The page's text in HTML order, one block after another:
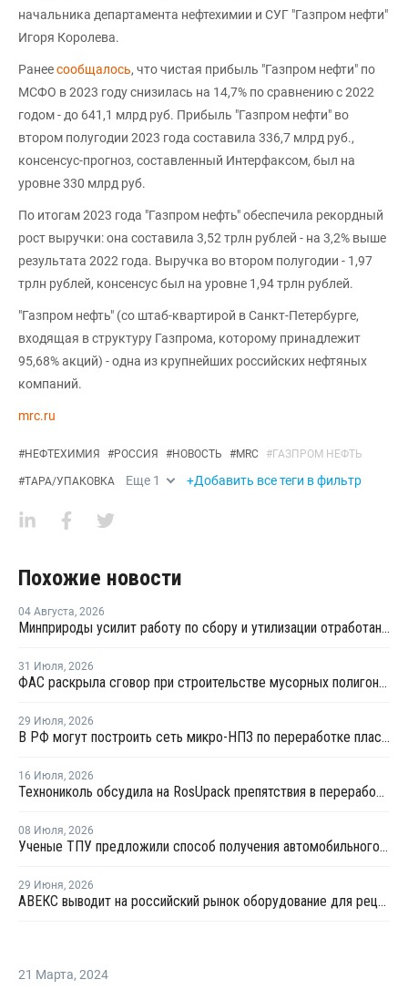
начальника департамента нефтехимии и СУГ "Газпром нефти"
Игоря Королева.
Ранеесообщалось, что чистая прибыль "Газпром нефти" по
МСФО в 2023 году снизилась на 14,7% по сравнению с 2022
годом - до 641,1 млрд руб. Прибыль "Газпром нефти" во
втором полугодии 2023 года составила 336,7 млрд руб.,
консенсус-прогноз, составленный Интерфаксом, был на
уровне 330 млрд руб.
По итогам 2023 года "Газпром нефть" обеспечила рекордный
рост выручки: она составила 3,52 трлн рублей - на 3,2% выше
результата 2022 года. Выручка во втором полугодии - 1,97
трлн рублей, консенсус был на уровне 1,94 трлн рублей.
"Газпром нефть" (со штаб-квартирой в Санкт-Петербурге,
входящая в структуру Газпрома, которому принадлежит
95,68% акций) - одна из крупнейших российских нефтяных
компаний.
mrc.ru
#НЕФТЕХИМИЯ #РОССИЯ #НОВОСТЬ #MRC #ГАЗПРОМ НЕФТЬ
#ТАРА/УПАКОВКА Еще 1 +Добавить все теги в фильтр
Похожие новости
04 Августа, 2026
Минприроды усилит работу по сбору и утилизации отработанных шин
31 Июля, 2026
ФАС раскрыла сговор при строительстве мусорных полигонов на 14,9 млрд рублей
29 Июля, 2026
В РФ могут построить сеть микро-НПЗ по переработке пластика в бензин
16 Июля, 2026
Технониколь обсудила на RosUpack препятствия в переработке ПЭТ
08 Июля, 2026
Ученые ТПУ предложили способ получения автомобильного бензина из пластиковых отходов
29 Июня, 2026
АВЕКС выводит на российский рынок оборудование для рециклинга Avian Machinery
21 Марта, 2024